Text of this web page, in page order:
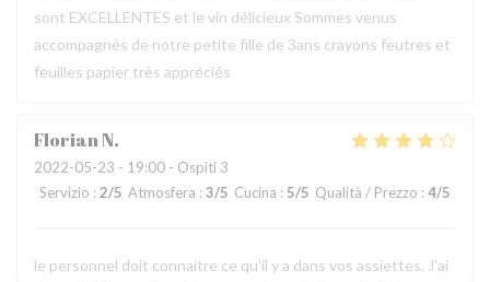
sont EXCELLENTES et le vin délicieux Sommes venus
accompagnés de notre petite fille de 3ans crayons feutres et
feuilles papier très appréciés
FlorianN
2022-05-23 - 19:00 - Ospiti 3
Servizio : 2/5 Atmosfera : 3/5 Cucina : 5/5 Qualità / Prezzo : 4/5
le personnel doit connaitre ce qu'il y a dans vos assiettes. J'ai